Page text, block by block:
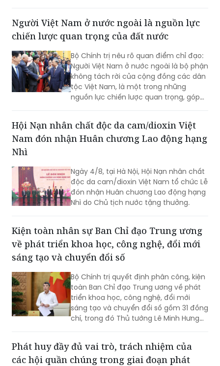
chất hơn, đồng hành chặt chẽ hơn với
các Bộ, ngành, địa phương và cộng
thực hiện mục tiêu tăng trưởng 2 con
số.
Người Việt Nam ở nước ngoài là nguồn lực
chiến lược quan trọng của đất nước
Bộ Chính trị nêu rõ quan điểm chỉ đạo:
Người Việt Nam ở nước ngoài là bộ phận
không tách rời của cộng đồng các dân
tộc Việt Nam, là một trong những
nguồn lực chiến lược quan trọng, góp
thế giới...
Hội Nạn nhân chất độc da cam/dioxin Việt
Nam đón nhận Huân chương Lao động hạng
Nhì
Ngày 4/8, tại Hà Nội, Hội Nạn nhân chất
độc da cam/dioxin Việt Nam tổ chức Lễ
đón nhận Huân chương Lao động hạng
Nhì do Chủ tịch nước tặng thưởng.
Kiện toàn nhân sự Ban Chỉ đạo Trung ương
về phát triển khoa học, công nghệ, đổi mới
sáng tạo và chuyển đổi số
Bộ Chính trị quyết định phân công, kiện
toàn Ban Chỉ đạo Trung ương về phát
triển khoa học, công nghệ, đổi mới
sáng tạo và chuyển đổi số gồm 31 đồng
chí, trong đó Thủ tướng Lê Minh Hưng
Phát huy đầy đủ vai trò, trách nhiệm của
các hội quần chúng trong giai đoạn phát